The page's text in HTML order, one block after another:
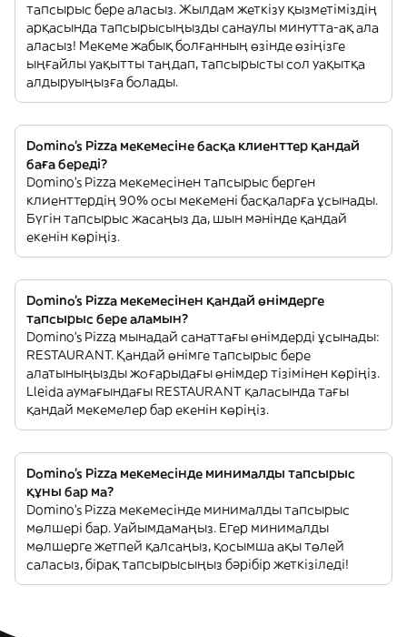
тапсырыс бере аласыз. Жылдам жеткізу қызметіміздің
арқасында тапсырысыңызды санаулы минутта-ақ ала
аласыз! Мекеме жабық болғанның өзінде өзіңізге
ыңғайлы уақытты таңдап, тапсырысты сол уақытқа
алдыруыңызға болады.
Domino's Pizza мекемесіне басқа клиенттер қандай
баға береді?
Domino's Pizza мекемесінен тапсырыс берген
клиенттердің 90% осы мекемені басқаларға ұсынады.
Бүгін тапсырыс жасаңыз да, шын мәнінде қандай
екенін көріңіз.
Domino's Pizza мекемесінен қандай өнімдерге
тапсырыс бере аламын?
Domino's Pizza мынадай санаттағы өнімдерді ұсынады:
RESTAURANT. Қандай өнімге тапсырыс бере
алатыныңызды жоғарыдағы өнімдер тізімінен көріңіз.
Lleida аумағындағы RESTAURANT қаласында тағы
қандай мекемелер бар екенін көріңіз.
Domino's Pizza мекемесінде минималды тапсырыс
құны бар ма?
Domino's Pizza мекемесінде минималды тапсырыс
мөлшері бар. Уайымдамаңыз. Егер минималды
мөлшерге жетпей қалсаңыз, қосымша ақы төлей
саласыз, бірақ тапсырысыңыз бәрібір жеткізіледі!